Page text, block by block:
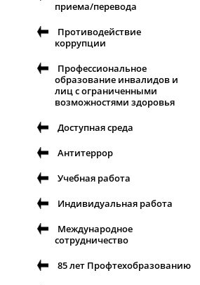
приема/перевода
Противодействие
коррупции
Профессиональное
образование инвалидов и
лиц с ограниченными
возможностями здоровья
Доступная среда
Антитеррор
Учебная работа
Индивидуальная работа
Международное
сотрудничество
85 лет Профтехобразованию